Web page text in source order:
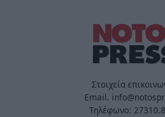
Στοιχεία
Email.
Τηλέφωνο: